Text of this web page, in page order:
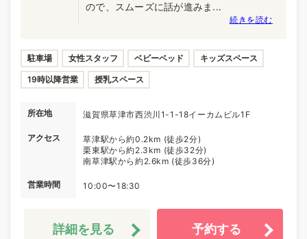
ので、スムーズに話が進みま...
続きを読む
駐車場 女性スタッフ ベビーベッド キッズスペース
19時以降営業 授乳スペース
所在地 滋賀県草津市西渋川1-1-18イーカムビル1F
アクセス
草津駅から約0.2km (徒歩2分)
栗東駅から約2.3km (徒歩32分)
南草津駅から約2.6km (徒歩36分)
営業時間 10:00〜18:30
詳細を見る 予約する